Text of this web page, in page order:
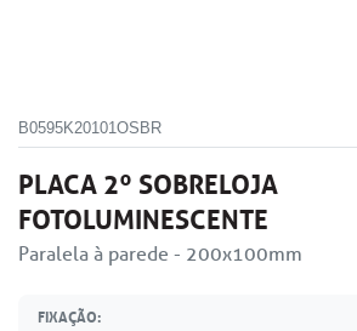
B0595K20101OSBR
PLACA 2º SOBRELOJA
FOTOLUMINESCENTE
Paralela à parede - 200x100mm
FIXAÇÃO: